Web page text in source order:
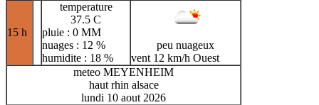
15 h
temperature
37.5 C
pluie : 0 MM
nuages : 12 %
humidite : 18 %
peu nuageux
vent 12 km/h Ouest
meteo MEYENHEIM
haut rhin alsace
lundi 10 aout 2026